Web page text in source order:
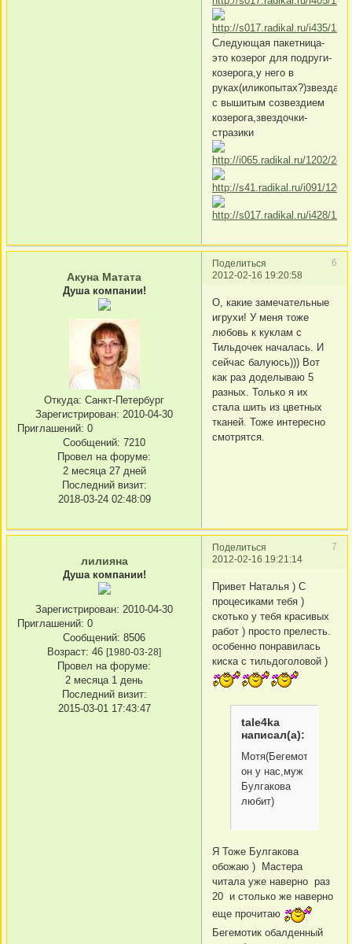
Следующая пакетница-
это козерог для подруги-
козерога,у него в
руках(иликопытах?)звезда
с вышитым созвездием
козерога,звездочки-
стразики
Поделиться
6
2012-02-16 19:20:58
Акуна Матата
Душа компании!
Откуда: Санкт-Петербург
Зарегистрирован: 2010-04-30
Приглашений: 0
Сообщений: 7210
Провел на форуме:
2 месяца 27 дней
Последний визит:
2018-03-24 02:48:09
О, какие замечательные
игрухи! У меня тоже
любовь к куклам с
Тильдочек началась. И
сейчас балуюсь))) Вот
как раз доделываю 5
разных. Только я их
стала шить из цветных
тканей. Тоже интересно
смотрятся.
Поделиться
7
2012-02-16 19:21:14
лилияна
Душа компании!
Зарегистрирован: 2010-04-30
Приглашений: 0
Сообщений: 8506
Возраст: 46 [1980-03-28]
Провел на форуме:
2 месяца 1 день
Последний визит:
2015-03-01 17:43:47
Привет Наталья ) С
процесиками тебя )
скотько у тебя красивых
работ ) просто прелесть.
особенно понравилась
киска с тильдоголовой )
tale4ka
написал(а):
Мотя(Бегемот
он у нас,муж
Булгакова
любит)
Я Тоже Булгакова
обожаю ) Мастера
читала уже наверно раз
20 и столько же наверно
еще прочитаю
Бегемотик обалденный